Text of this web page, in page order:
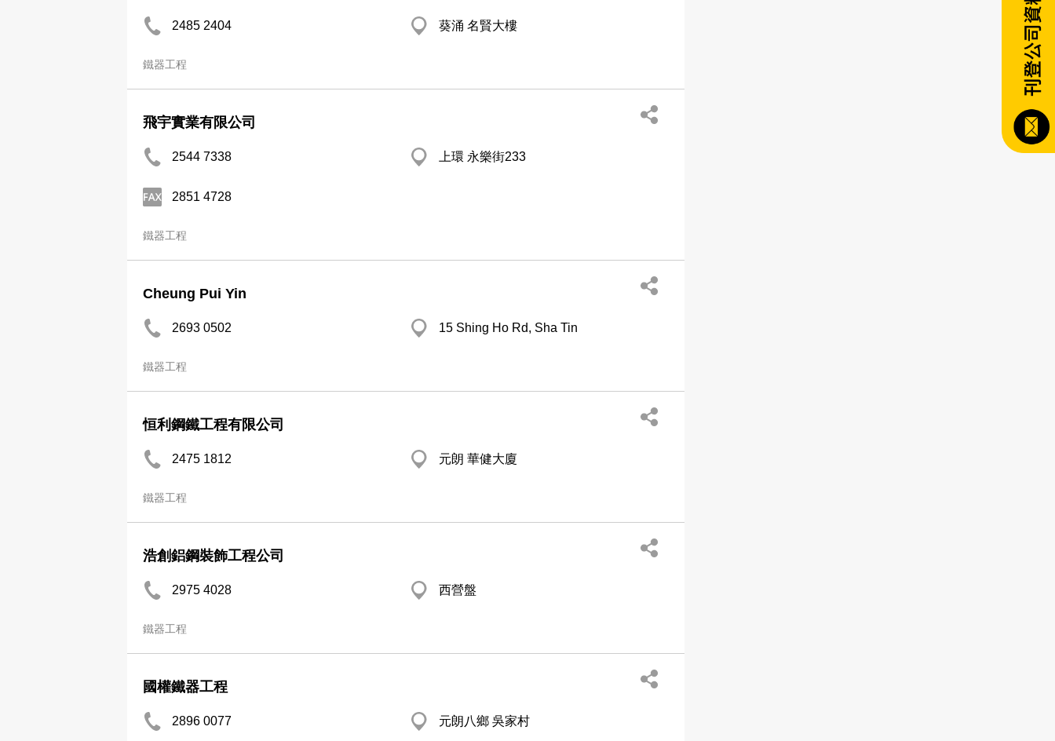
2485 2404 葵涌 名賢大樓
鐵器工程
飛宇實業有限公司
2544 7338 上環 永樂街233
2851 4728
鐵器工程
Cheung Pui Yin
2693 0502 15 Shing Ho Rd, Sha Tin
鐵器工程
恒利鋼鐵工程有限公司
2475 1812 元朗 華健大廈
鐵器工程
浩創鋁鋼裝飾工程公司
2975 4028 西營盤
鐵器工程
國權鐵器工程
2896 0077 元朗八鄉 吳家村